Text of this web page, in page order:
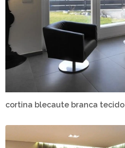
cortina blecaute branca tecido